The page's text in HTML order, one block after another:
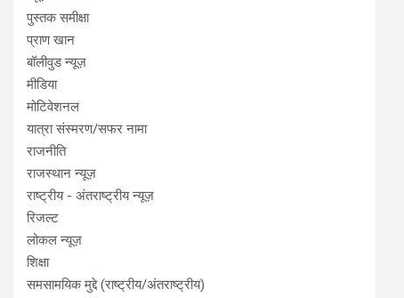
पुस्तक समीक्षा
प्राण खान
बॉलीवुड न्यूज़
मीडिया
मोटिवेशनल
यात्रा संस्मरण/सफर नामा
राजनीति
राजस्थान न्यूज़
राष्ट्रीय - अंतराष्ट्रीय न्यूज़
रिजल्ट
लोकल न्यूज़
शिक्षा
समसामयिक मुद्दे (राष्ट्रीय/अंतराष्ट्रीय)